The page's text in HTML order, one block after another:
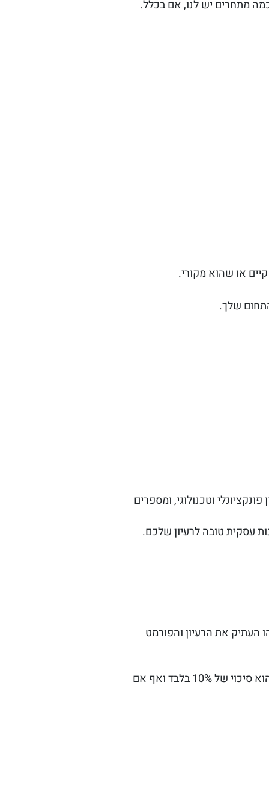
מתחרים יש לנו, אם בכלל.
או שהוא מקורי.
שלך.
וטכנולוגי, ומספרים
עסקית טובה לרעיון שלכם.
העתיק את הרעיון והפורמט
במידה ומישהו הפר מולכם הסכם זכויות יוצרים, הסיכוי להצליח לכתוב פורמט זכויות לאחר הפיתוח הוא סיכוי של 10% בלבד ואף אם